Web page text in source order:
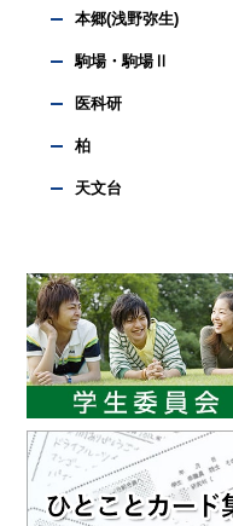
本郷(浅野弥生)
駒場・駒場Ⅱ
医科研
柏
天文台